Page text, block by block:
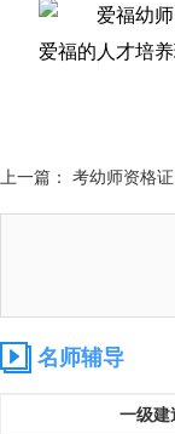
爱福的人才培
上一篇： 考幼师资格
名师辅导
一级建